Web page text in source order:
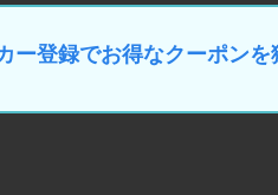
ー登録でお得なクーポンを